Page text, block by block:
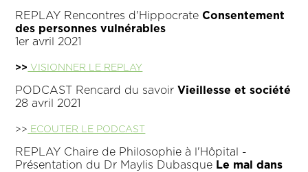
REPLAY Rencontres d'Hippocrate Consentement
des personnes vulnérables
1er avril 2021
>> VISIONNER LE REPLAY
PODCAST Rencard du savoir Vieillesse et société
28 avril 2021
>> ECOUTER LE PODCAST
REPLAY Chaire de Philosophie à l'Hôpital -
Présentation du Dr Maylis Dubasque Le mal dans